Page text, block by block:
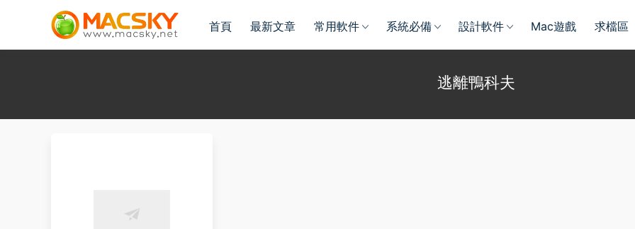
首頁 最新文章 常用軟件 系統必備 設計軟件 Mac遊戲 求檔區
逃離鴨科夫